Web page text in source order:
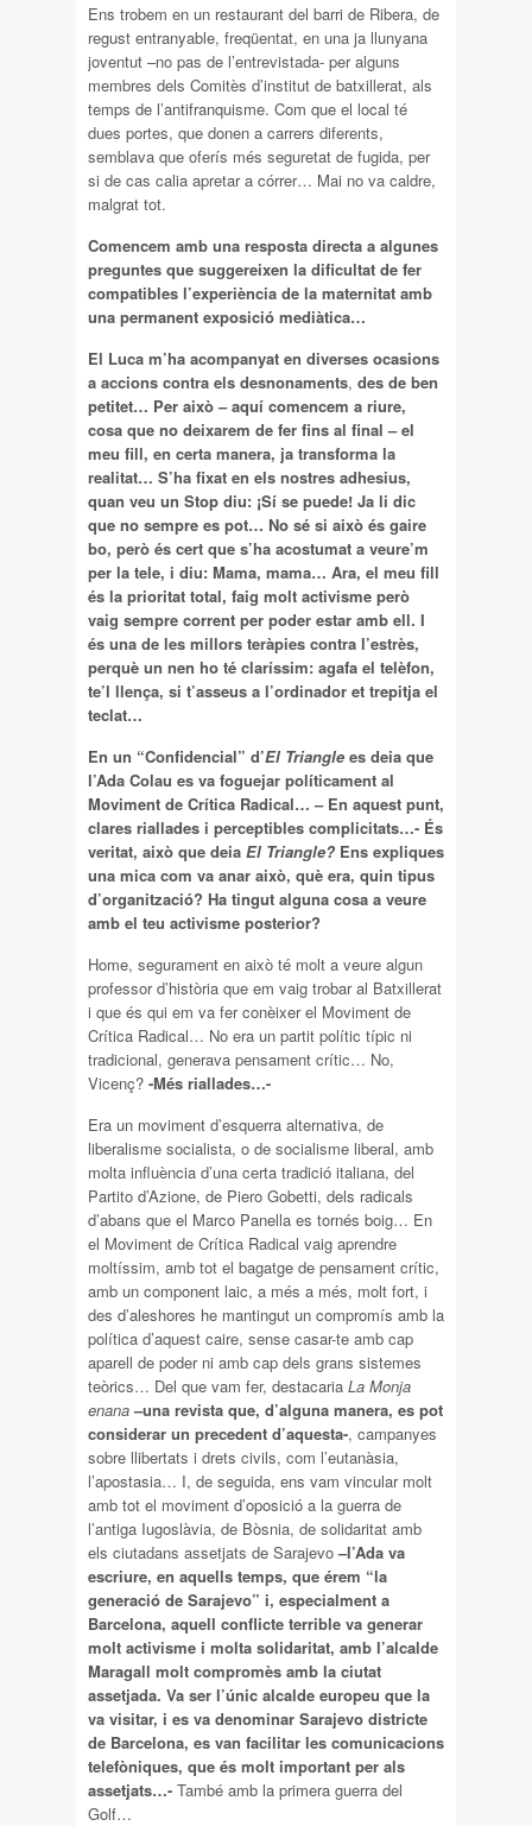
Ens trobem en un restaurant del barri de Ribera, de
regust entranyable, freqüentat, en una ja llunyana
joventut –no pas de l’entrevistada- per alguns
membres dels Comitès d’institut de batxillerat, als
temps de l’antifranquisme. Com que el local té
dues portes, que donen a carrers diferents,
semblava que oferís més seguretat de fugida, per
si de cas calia apretar a córrer… Mai no va caldre,
malgrat tot.
Comencem amb una resposta directa a algunes
preguntes que suggereixen la dificultat de fer
compatibles l’experiència de la maternitat amb
una permanent exposició mediàtica…
El Luca m’ha acompanyat en diverses ocasions
a accions contra els desnonaments, des de ben
petitet… Per això – aquí comencem a riure,
cosa que no deixarem de fer fins al final – el
meu fill, en certa manera, ja transforma la
realitat… S’ha fixat en els nostres adhesius,
quan veu un Stop diu: ¡Sí se puede! Ja li dic
que no sempre es pot… No sé si això és gaire
bo, però és cert que s’ha acostumat a veure’m
per la tele, i diu: Mama, mama… Ara, el meu fill
és la prioritat total, faig molt activisme però
vaig sempre corrent per poder estar amb ell. I
és una de les millors teràpies contra l’estrès,
perquè un nen ho té claríssim: agafa el telèfon,
te’l llença, si t’asseus a l’ordinador et trepitja el
teclat…
En un “Confidencial” d’El Triangle es deia que
l’Ada Colau es va foguejar políticament al
Moviment de Crítica Radical… – En aquest punt,
clares riallades i perceptibles complicitats…- És
veritat, això que deia El Triangle? Ens expliques
una mica com va anar això, què era, quin tipus
d’organització? Ha tingut alguna cosa a veure
amb el teu activisme posterior?
Home, segurament en això té molt a veure algun
professor d’història que em vaig trobar al Batxillerat
i que és qui em va fer conèixer el Moviment de
Crítica Radical… No era un partit polític típic ni
tradicional, generava pensament crític… No,
Vicenç? -Més riallades…-
Era un moviment d’esquerra alternativa, de
liberalisme socialista, o de socialisme liberal, amb
molta influència d’una certa tradició italiana, del
Partito d’Azione, de Piero Gobetti, dels radicals
d’abans que el Marco Panella es tornés boig… En
el Moviment de Crítica Radical vaig aprendre
moltíssim, amb tot el bagatge de pensament crític,
amb un component laic, a més a més, molt fort, i
des d’aleshores he mantingut un compromís amb la
política d’aquest caire, sense casar-te amb cap
aparell de poder ni amb cap dels grans sistemes
teòrics… Del que vam fer, destacaria La Monja
enana –una revista que, d’alguna manera, es pot
considerar un precedent d’aquesta-, campanyes
sobre llibertats i drets civils, com l’eutanàsia,
l’apostasia… I, de seguida, ens vam vincular molt
amb tot el moviment d’oposició a la guerra de
l’antiga Iugoslàvia, de Bòsnia, de solidaritat amb
els ciutadans assetjats de Sarajevo –l’Ada va
escriure, en aquells temps, que érem “la
generació de Sarajevo” i, especialment a
Barcelona, aquell conflicte terrible va generar
molt activisme i molta solidaritat, amb l’alcalde
Maragall molt compromès amb la ciutat
assetjada. Va ser l’únic alcalde europeu que la
va visitar, i es va denominar Sarajevo districte
de Barcelona, es van facilitar les comunicacions
telefòniques, que és molt important per als
assetjats…- També amb la primera guerra del
Golf…